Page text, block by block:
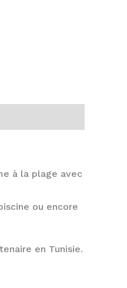
à la plage avec
ou encore
en Tunisie.